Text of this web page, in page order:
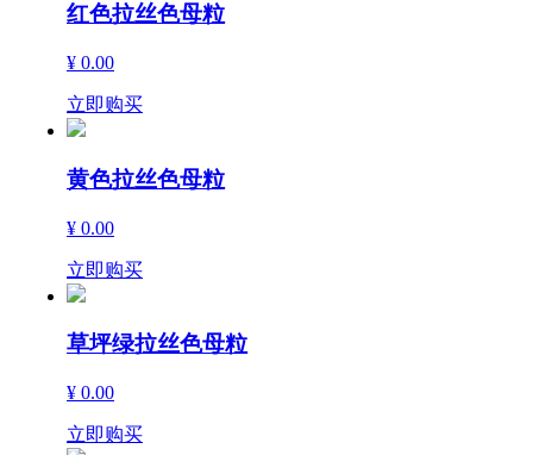
红色拉丝色母粒
¥ 0.00
立即购买
黄色拉丝色母粒
¥ 0.00
立即购买
草坪绿拉丝色母粒
¥ 0.00
立即购买